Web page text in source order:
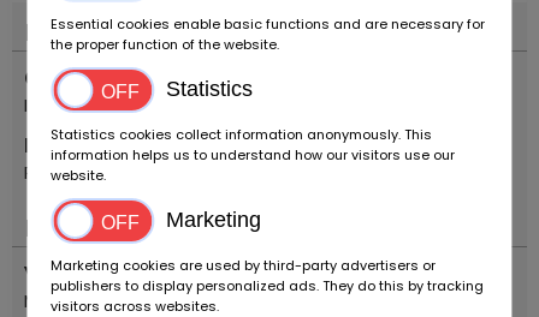
Location
Country
Italia
Location
Reggio Emilia
Important
Vehicle type
Motorcycles
Essential cookies enable basic functions and are necessary for
the proper function of the website.
Statistics
Statistics cookies collect information anonymously. This
information helps us to understand how our visitors use our
website.
Marketing
Marketing cookies are used by third-party advertisers or
publishers to display personalized ads. They do this by tracking
visitors across websites.